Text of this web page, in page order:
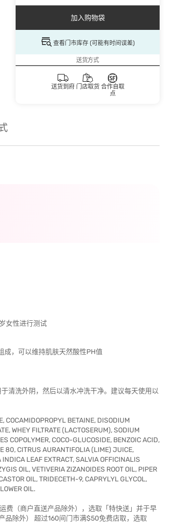
加入购物袋
查看门市库存 (可能有时间误差)
送货方式
送货到府 门店取货 合作自取
点
女性进行测试
成，可以维持肌肤天然酸性PH值
清洗外阴，然后以清水冲洗干净。建议每天使用以
COCAMIDOPROPYL BETAINE, DISODIUM
WHEY FILTRATE (LACTOSERUM), SODIUM
COPOLYMER, COCO-GLUCOSIDE, BENZOIC ACID,
80, CITRUS AURANTIFOLIA (LIME) JUICE,
LEAF EXTRACT, SALVIA OFFICINALIS
OIL, VETIVERIA ZIZANOIDES ROOT OIL, PIPER
OIL, TRIDECETH-9, CAPRYLYL GLYCOL,
OIL.
费（商户直送产品除外），选取「特快送」并于早
品除外） 超过160间门市满$50免费店取，选取